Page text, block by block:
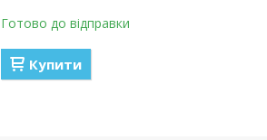
Готово до відправки
Купити